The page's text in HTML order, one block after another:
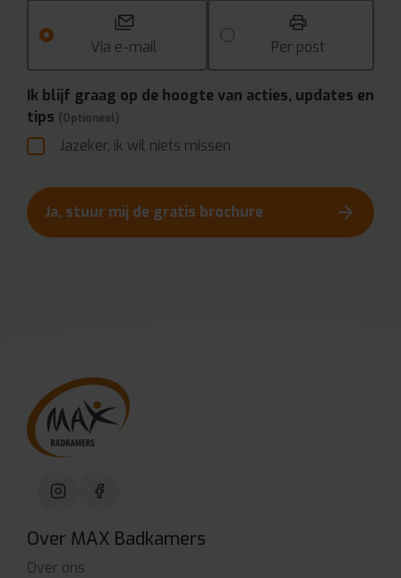
Via e-mail Per post
Ik blijf graag op de hoogte van acties, updates en
tips (Optioneel)
Jazeker, ik wil niets missen
Ja, stuur mij de gratis brochure
Over MAX Badkamers
Over ons